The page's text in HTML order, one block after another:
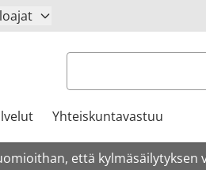
Haku
Yhteiskuntavastuu
että